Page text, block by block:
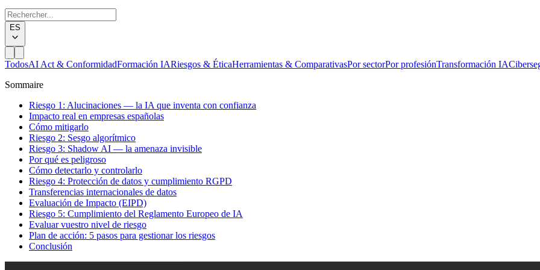
ES
TodosAI Act & ConformidadFormación IARiesgos & ÉticaHerramientas & ComparativasPor sectorPor profesiónTransformación IA
Sommaire
Riesgo 1: Alucinaciones — la IA que inventa con confianza
Impacto real en empresas españolas
Cómo mitigarlo
Riesgo 2: Sesgo algorítmico
Riesgo 3: Shadow AI — la amenaza invisible
Por qué es peligroso
Cómo detectarlo y controlarlo
Riesgo 4: Protección de datos y cumplimiento RGPD
Transferencias internacionales de datos
Evaluación de Impacto (EIPD)
Riesgo 5: Cumplimiento del Reglamento Europeo de IA
Evaluar vuestro nivel de riesgo
Plan de acción: 5 pasos para gestionar los riesgos
Conclusión